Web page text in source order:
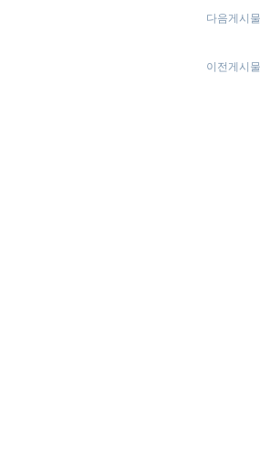
다음게시물
이전게시물